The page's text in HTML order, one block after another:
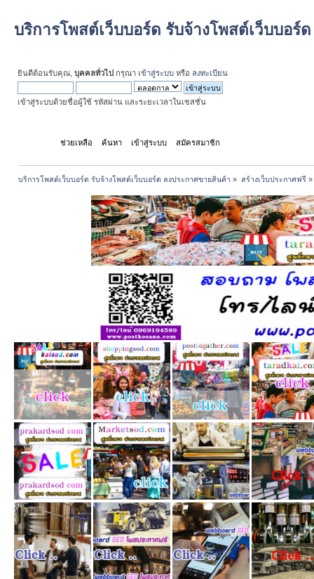
บริการโพสต์เว็บบอร์ด รับจ้างโพสต์เว็บบอร์
ยินดีต้อนรับคุณ, บุคคลทั่วไป กรุณา เข้าสู่ระบบ หรือ ลงทะเบียน
เข้าสู่ระบบด้วยชื่อผู้ใช้ รหัสผ่าน และระยะเวลาในเซสชั่น
ช่วยเหลือ ค้นหา เข้าสู่ระบบ สมัครสมาชิก
บริการโพสต์เว็บบอร์ด รับจ้างโพสต์เว็บบอร์ด ลงประกาศขายสินค้า » สร้างเว็บประกาศฟรี»